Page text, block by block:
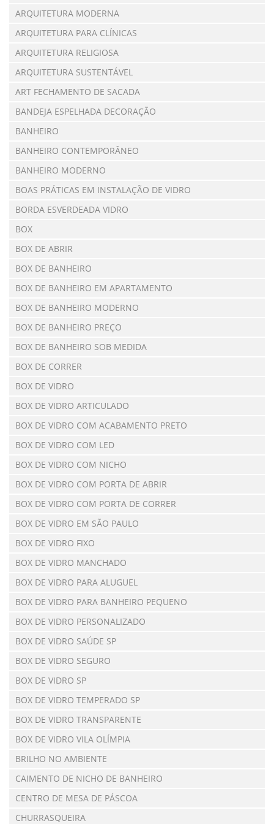
ARQUITETURA MODERNA
ARQUITETURA PARA CLÍNICAS
ARQUITETURA RELIGIOSA
ARQUITETURA SUSTENTÁVEL
ART FECHAMENTO DE SACADA
BANDEJA ESPELHADA DECORAÇÃO
BANHEIRO
BANHEIRO CONTEMPORÂNEO
BANHEIRO MODERNO
BOAS PRÁTICAS EM INSTALAÇÃO DE VIDRO
BORDA ESVERDEADA VIDRO
BOX
BOX DE ABRIR
BOX DE BANHEIRO
BOX DE BANHEIRO EM APARTAMENTO
BOX DE BANHEIRO MODERNO
BOX DE BANHEIRO PREÇO
BOX DE BANHEIRO SOB MEDIDA
BOX DE CORRER
BOX DE VIDRO
BOX DE VIDRO ARTICULADO
BOX DE VIDRO COM ACABAMENTO PRETO
BOX DE VIDRO COM LED
BOX DE VIDRO COM NICHO
BOX DE VIDRO COM PORTA DE ABRIR
BOX DE VIDRO COM PORTA DE CORRER
BOX DE VIDRO EM SÃO PAULO
BOX DE VIDRO FIXO
BOX DE VIDRO MANCHADO
BOX DE VIDRO PARA ALUGUEL
BOX DE VIDRO PARA BANHEIRO PEQUENO
BOX DE VIDRO PERSONALIZADO
BOX DE VIDRO SAÚDE SP
BOX DE VIDRO SEGURO
BOX DE VIDRO SP
BOX DE VIDRO TEMPERADO SP
BOX DE VIDRO TRANSPARENTE
BOX DE VIDRO VILA OLÍMPIA
BRILHO NO AMBIENTE
CAIMENTO DE NICHO DE BANHEIRO
CENTRO DE MESA DE PÁSCOA
CHURRASQUEIRA